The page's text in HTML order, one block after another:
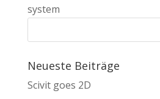
system
Neueste Beiträge
Scivit goes 2D